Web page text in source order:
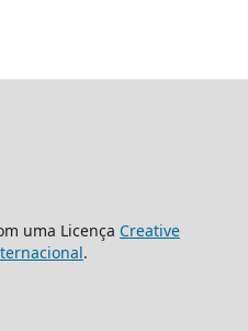
uma Licença Creative
.